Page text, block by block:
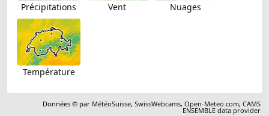
Précipitations Vent Nuages
Température
Données © par MétéoSuisse,SwissWebcams,Open-Meteo.com,CAMS
ENSEMBLE data provider